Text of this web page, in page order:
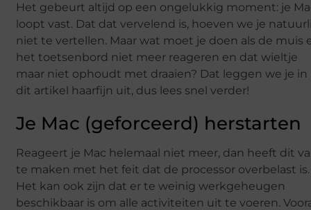
Het gebeurt altijd op een ongelukkig moment: je
loopt vast. Dat dat vervelend is, hoeven we je
niet te vertellen. Maar wat moet je doen als de muis
het toetsenbord niet meer reageren en dat wieltje
maar niet ophoudt met draaien? Dat leggen we je in
dit artikel haarfijn uit, dus lees snel verder!
Je Mac (geforceerd) herstarten
Reageert je Mac helemaal niet meer, dan heeft dit
te maken met het feit dat de processor overbelast is.
Het kan ook zijn dat er te weinig werkgeheugen
beschikbaar is om alle activiteiten uit te voeren.